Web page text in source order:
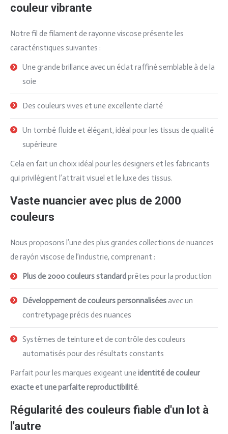
couleur vibrante
Notre fil de filament de rayonne viscose présente les
caractéristiques suivantes :
Une grande brillance avec un éclat raffiné semblable à de la
soie
Des couleurs vives et une excellente clarté
Un tombé fluide et élégant, idéal pour les tissus de qualité
supérieure
Cela en fait un choix idéal pour les designers et les fabricants
qui privilégient l’attrait visuel et le luxe des tissus.
Vaste nuancier avec plus de 2000
couleurs
Nous proposons l’une des plus grandes collections de nuances
de rayón viscose de l’industrie, comprenant :
Plus de 2000 couleurs standard prêtes pour la production
Développement de couleurs personnaliséesavec un
contretypage précis des nuances
Systèmes de teinture et de contrôle des couleurs
automatisés pour des résultats constants
Parfait pour les marques exigeant uneidentité de couleur
exacte et une parfaite reproductibilité.
Régularité des couleurs fiable d'un lot à
l'autre